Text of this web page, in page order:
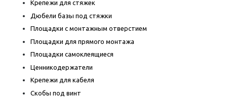
Крепежи для стяжек
Дюбели базы под стяжки
Площадки с монтажным отверстием
Площадки для прямого монтажа
Площадки самоклеящиеся
Ценникодержатели
Крепежи для кабеля
Скобы под винт